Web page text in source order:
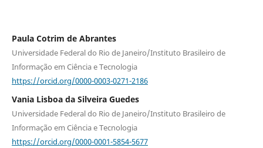
Paula Cotrim de Abrantes
Universidade Federal do Rio de Janeiro/Instituto Brasileiro de
Informação em Ciência e Tecnologia
https://orcid.org/0000-0003-0271-2186
Vania Lisboa da Silveira Guedes
Universidade Federal do Rio de Janeiro/Instituto Brasileiro de
Informação em Ciência e Tecnologia
https://orcid.org/0000-0001-5854-5677